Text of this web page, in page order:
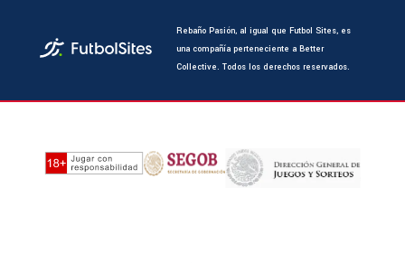
Rebaño Pasión, al igual que Futbol Sites, es
una compañía perteneciente a Better
Collective. Todos los derechos reservados.